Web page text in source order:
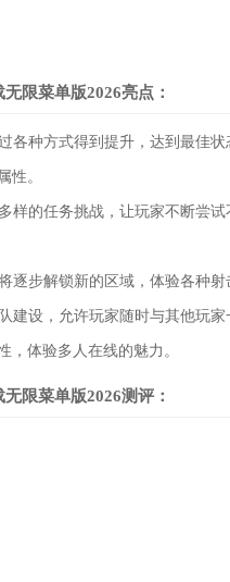
限菜单版2026亮点：
各种方式得到提升，达到最佳
性。
样的任务挑战，让玩家不断尝
逐步解锁新的区域，体验各种
建设，允许玩家随时与其他玩
，体验多人在线的魅力。
限菜单版2026测评：